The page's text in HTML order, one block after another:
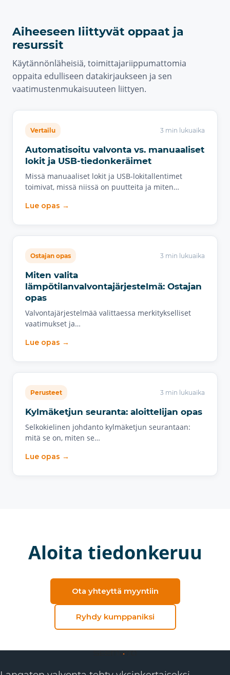
Aiheeseen liittyvät oppaat ja
resurssit
Käytännönläheisiä, toimittajariippumattomia
oppaita edulliseen datakirjaukseen ja sen
vaatimustenmukaisuuteen liittyen.
Vertailu 3 min lukuaika
Automatisoitu valvonta vs. manuaaliset
lokit ja USB-tiedonkeräimet
Missä manuaaliset lokit ja USB-lokitallentimet
toimivat, missä niissä on puutteita ja miten…
Lue opas →
Ostajan opas 3 min lukuaika
Miten valita
lämpötilanvalvontajärjestelmä: Ostajan
opas
Valvontajärjestelmää valittaessa merkitykselliset
vaatimukset ja…
Lue opas →
Perusteet 3 min lukuaika
Kylmäketjun seuranta: aloittelijan opas
Selkokielinen johdanto kylmäketjun seurantaan:
mitä se on, miten se…
Lue opas →
Aloita tiedonkeruu
Ota yhteyttä myyntiin
Ryhdy kumppaniksi